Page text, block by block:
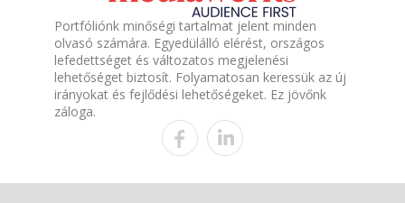
Portfóliónk minőségi tartalmat jelent minden
olvasó számára. Egyedülálló elérést, országos
lefedettséget és változatos megjelenési
lehetőséget biztosít. Folyamatosan keressük az új
irányokat és fejlődési lehetőségeket. Ez jövőnk
záloga.